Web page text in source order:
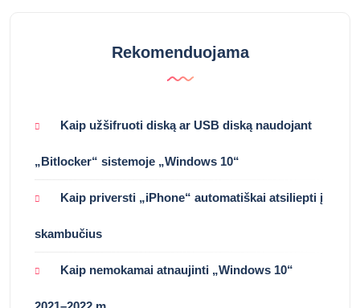
Rekomenduojama
Kaip užšifruoti diską ar USB diską naudojant
„Bitlocker“ sistemoje „Windows 10“
Kaip priversti „iPhone“ automatiškai atsiliepti į
skambučius
Kaip nemokamai atnaujinti „Windows 10“